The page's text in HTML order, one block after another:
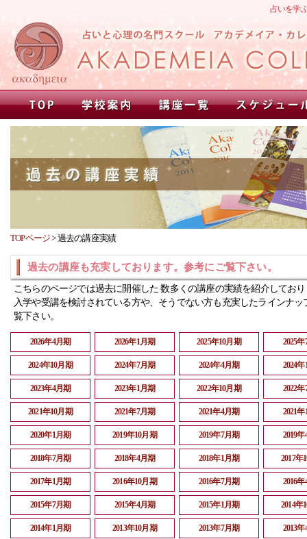
占いを学
TOPページ>過去の講座実績
過去の講座も充実しております。参考にご覧下さい。
こちらのページでは過去に開催した 数多くの講座の実績を紹介してお
入学や受講を検討されている方や、そうでない方も充実したラインナッ
覧下さい。
2026年4月期 2026年1月期 2025年10月期 2025
2024年10月期 2024年7月期 2024年4月期 2024
2023年4月期 2023年1月期 2022年10月期 2022
2021年10月期 2021年7月期 2021年4月期 2021
2020年1月期 2019年10月期 2019年7月期 2019
2018年7月期 2018年4月期 2018年1月期 2017年
2017年1月期 2016年10月期 2016年7月期 2016
2015年7月期 2015年4月期 2015年1月期 2014年
2014年1月期 2013年10月期 2013年7月期 2013